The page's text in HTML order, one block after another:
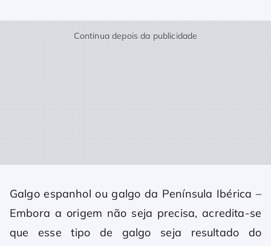
Continua depois da publicidade
Galgo espanhol ou galgo da Península Ibérica –
Embora a origem não seja precisa, acredita-se
que esse tipo de galgo seja resultado do